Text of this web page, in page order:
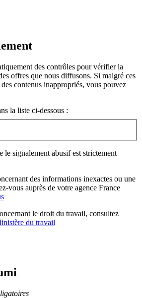
des contrôles pour vérifier la
offres que nous diffusons. Si malgré ces
contenus inappropriés, vous pouvez
la liste ci-dessous :
le signalement abusif est strictement
des informations inexactes ou une
vous auprès de votre agence France
le droit du travail, consultez
du travail